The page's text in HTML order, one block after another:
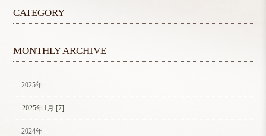
CATEGORY
MONTHLY ARCHIVE
2025年
2025年1月 [7]
2024年